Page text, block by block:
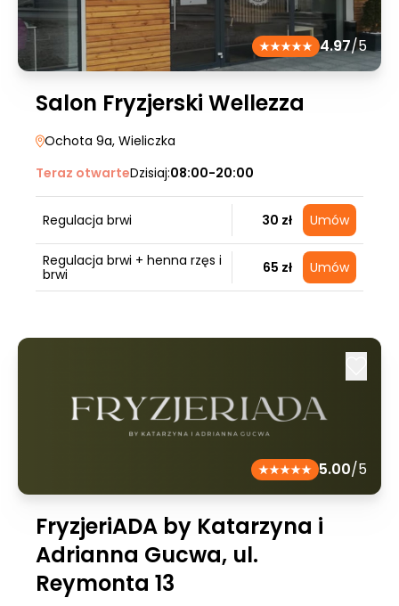
4.97/5
Salon Fryzjerski Wellezza
Ochota 9a, Wieliczka
Teraz otwarteDzisiaj:08:00-20:00
Regulacja brwi 30 zł Umów
Regulacja brwi + henna rzęs i
brwi
65 zł Umów
5.00/5
FryzjeriADA by Katarzyna i
Adrianna Gucwa, ul.
Reymonta 13